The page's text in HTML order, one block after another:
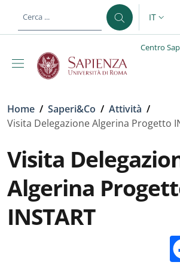
al contenuto principale
IT
Centro
Briciole di pane
Home / Saperi&Co / Attività /
Visita Delegazione Algerina Progetto
Visita
Algerina
INSTART